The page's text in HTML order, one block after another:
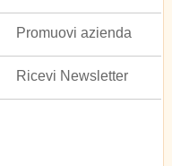
Promuovi azienda
Ricevi Newsletter